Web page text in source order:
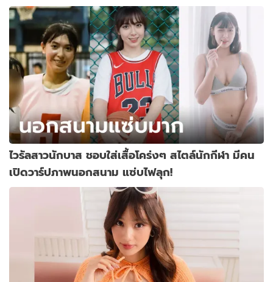
ไวรัลสาวนักบาส ชอบใส่เสื้อโคร่งๆ สไตล์นักกีฬา มีคน
เปิดวาร์ปภาพนอกสนาม แซ่บไฟลุก!